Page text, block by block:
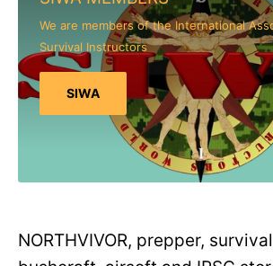
We are members of the International
Survival Instructors
SIWA
NORTHVIVOR, prepper,